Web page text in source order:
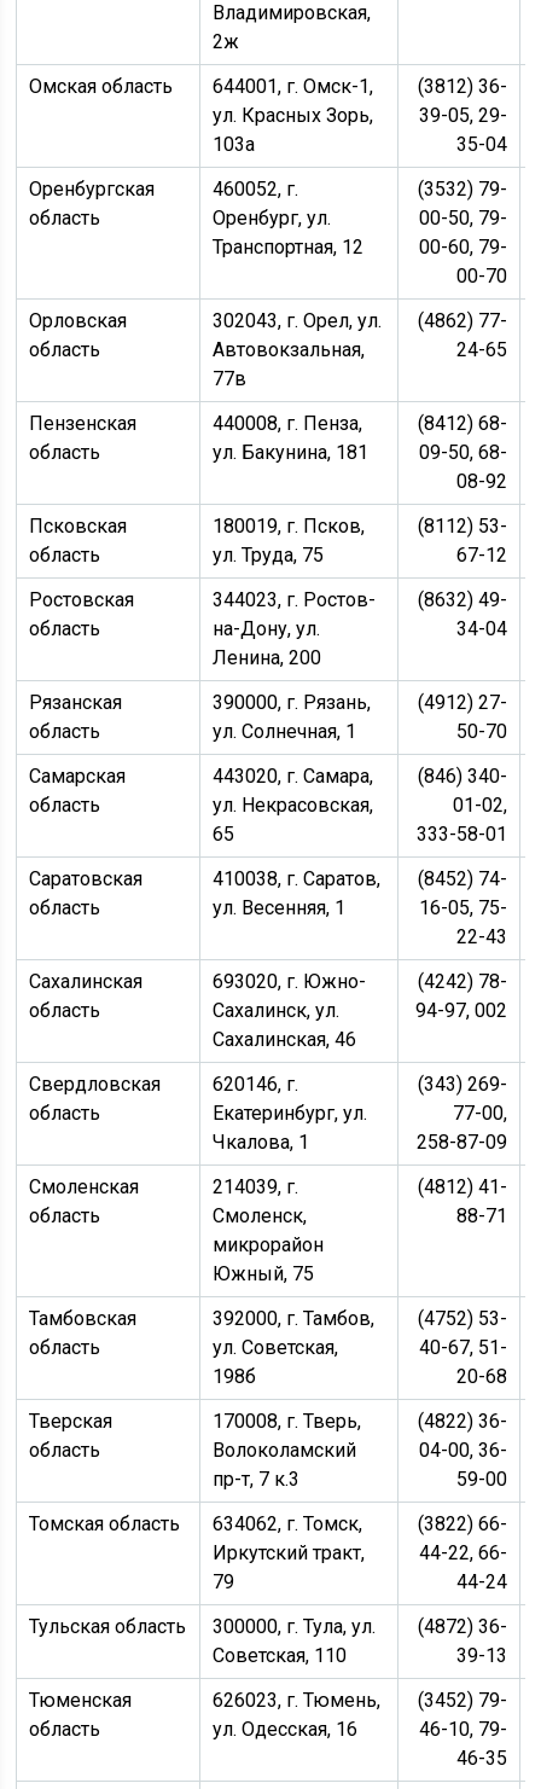
Владимировская,
2ж
Омская область
644001, г. Омск-1,
ул. Красных Зорь,
103а
(3812) 36-
39-05, 29-
35-04
Оренбургская
область
460052, г.
Оренбург, ул.
Транспортная, 12
(3532) 79-
00-50, 79-
00-60, 79-
00-70
Орловская
область
302043, г. Орел, ул.
Автовокзальная,
77в
(4862) 77-
24-65
Пензенская
область
440008, г. Пенза,
ул. Бакунина, 181
(8412) 68-
09-50, 68-
08-92
Псковская
область
180019, г. Псков,
ул. Труда, 75
(8112) 53-
67-12
Ростовская
область
344023, г. Ростов-
на-Дону, ул.
Ленина, 200
(8632) 49-
34-04
Рязанская
область
390000, г. Рязань,
ул. Солнечная, 1
(4912) 27-
50-70
Самарская
область
443020, г. Самара,
ул. Некрасовская,
65
(846) 340-
01-02,
333-58-01
Саратовская
область
410038, г. Саратов,
ул. Весенняя, 1
(8452) 74-
16-05, 75-
22-43
Сахалинская
область
693020, г. Южно-
Сахалинск, ул.
Сахалинская, 46
(4242) 78-
94-97, 002
Свердловская
область
620146, г.
Екатеринбург, ул.
Чкалова, 1
(343) 269-
77-00,
258-87-09
Смоленская
область
214039, г.
Смоленск,
микрорайон
Южный, 75
(4812) 41-
88-71
Тамбовская
область
392000, г. Тамбов,
ул. Советская,
198б
(4752) 53-
40-67, 51-
20-68
Тверская
область
170008, г. Тверь,
Волоколамский
пр-т, 7 к.3
(4822) 36-
04-00, 36-
59-00
Томская область
634062, г. Томск,
Иркутский тракт,
79
(3822) 66-
44-22, 66-
44-24
Тульская область
300000, г. Тула, ул.
Советская, 110
(4872) 36-
39-13
Тюменская
область
626023, г. Тюмень,
ул. Одесская, 16
(3452) 79-
46-10, 79-
46-35